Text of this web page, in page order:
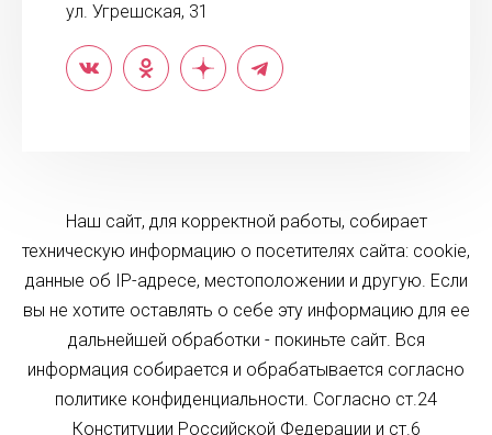
ул. Угрешская, 31
Наш сайт, для корректной работы, собирает
техническую информацию о посетителях сайта: cookie,
данные об IP-адресе, местоположении и другую. Если
вы не хотите оставлять о себе эту информацию для ее
дальнейшей обработки - покиньте сайт. Вся
информация собирается и обрабатывается согласно
политике конфиденциальности. Согласно ст.24
Конституции Российской Федерации и ст.6